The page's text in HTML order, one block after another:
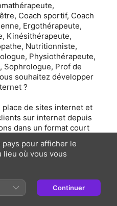
Coach sportif, Coach
Ergothérapeute,
Kinésithérapeute,
Nutritionniste,
Physiothérapeute,
Sophrologue, Prof de
souhaitez développer
?
place de sites internet et
sur internet depuis
dans un format court
différents sujets
vous aider à décrypter les
pratiques et vous
votre présence sur
avec vos
contacts.
pour afficher le
où vous vous
Continuer